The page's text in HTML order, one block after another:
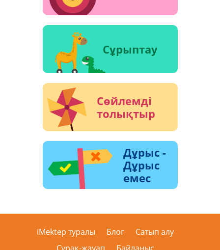
Сұрыптау
Сөйлемді
толықтыр
Дұрыс -
Дұрыс
емес
iMektep туралы Блог
Сатып алу